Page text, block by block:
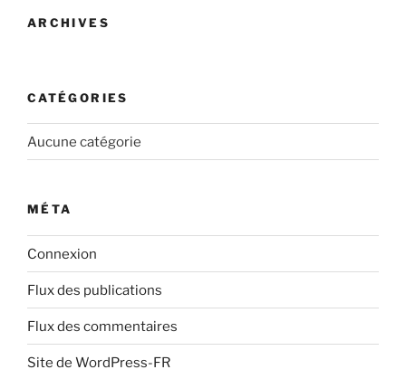
ARCHIVES
CATÉGORIES
Aucune catégorie
MÉTA
Connexion
Flux des publications
Flux des commentaires
Site de WordPress-FR